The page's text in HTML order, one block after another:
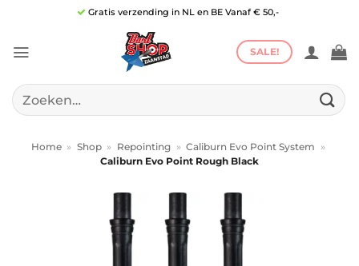
inhoud
Gratis verzending in NL en BE Vanaf € 50,-
SALE!
Zoeken
naar:
Home » Shop » Repointing » Caliburn Evo Point System
»
Caliburn Evo Point Rough Black